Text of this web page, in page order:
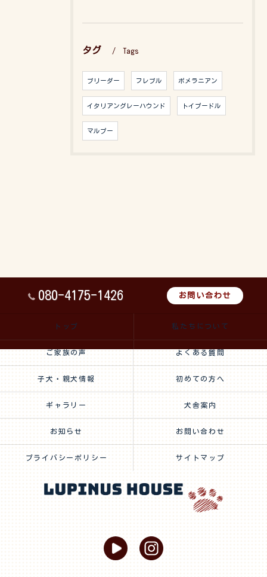
タグ Tags
ブリーダー フレブル ポメラニアン
イタリアングレーハウンド トイプードル
マルプー
080-4175-1426 お問い合わせ
トップ 私たちについて
ご家族の声 よくある質問
子犬・親犬情報 初めての方へ
ギャラリー 犬舎案内
お知らせ お問い合わせ
プライバシーポリシー サイトマップ